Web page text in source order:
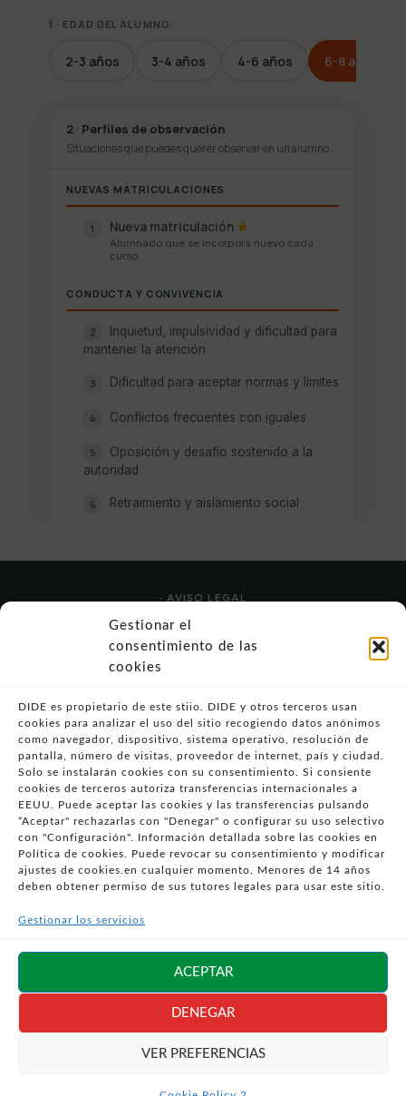
Gestionar el
consentimiento de las
cookies
DIDE es propietario de este stiio. DIDE y otros terceros usan
cookies para analizar el uso del sitio recogiendo datos anónimos
como navegador, dispositivo, sistema operativo, resolución de
pantalla, número de visitas, proveedor de internet, país y ciudad.
Solo se instalarán cookies con su consentimiento. Si consiente
cookies de terceros autoriza transferencias internacionales a
EEUU. Puede aceptar las cookies y las transferencias pulsando
“Aceptar" rechazarlas con "Denegar" o configurar su uso selectivo
con "Configuración". Información detallada sobre las cookies en
Política de cookies. Puede revocar su consentimiento y modificar
ajustes de cookies.en cualquier momento. Menores de 14 años
deben obtener permiso de sus tutores legales para usar este sitio.
Gestionar los servicios
ACEPTAR
DENEGAR
VER PREFERENCIAS
- AVISO LEGAL
- POLÍTICA DE USO
- POLÍTICA DE PRIVACIDAD
- POLÍTICA DE COOKIES (UE)
VULNERABILIDADES
- CONDICIONES PARTICULARES DE COMPRA
- GUÍA DE COMPRA
- GUÍA DE PRIVACIDAD
- DESISTIMIENTO
- ATENCIÓN AL CLIENTE
- PRESENCIA EN MEDIOS
Síguenos en
redes sociales